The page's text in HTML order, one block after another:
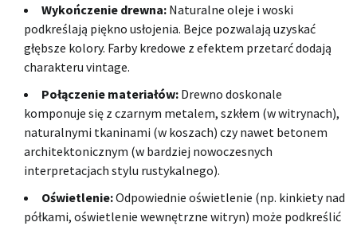
Wykończenie drewna: Naturalne oleje i woski
podkreślają piękno usłojenia. Bejce pozwalają uzyskać
głębsze kolory. Farby kredowe z efektem przetarć dodają
charakteru vintage.
Połączenie materiałów: Drewno doskonale
komponuje się z czarnym metalem, szkłem (w witrynach),
naturalnymi tkaninami (w koszach) czy nawet betonem
architektonicznym (w bardziej nowoczesnych
interpretacjach stylu rustykalnego).
Oświetlenie:Odpowiednie oświetlenie (np. kinkiety nad
półkami, oświetlenie wewnętrzne witryn) może podkreślić